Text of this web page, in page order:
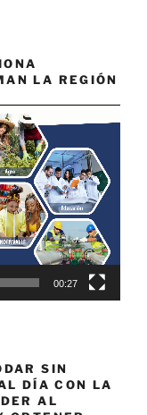
LA REGIÓN
00:27
SIN
DÍA CON LA
AL